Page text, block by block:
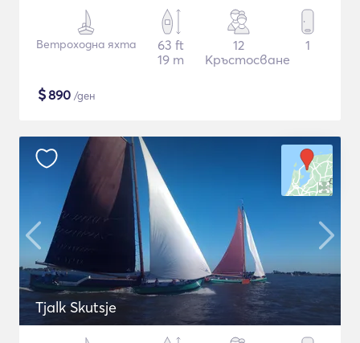
Ветроходна яхта
63 ft
19 m
12
Кръстосване
1
$890 /ден
Tjalk Skutsje